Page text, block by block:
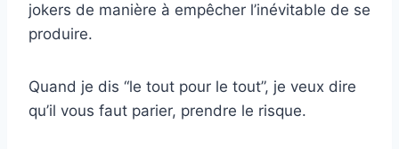
jokers de manière à empêcher l’inévitable de se
produire.
Quand je dis “le tout pour le tout”, je veux dire
qu’il vous faut parier, prendre le risque.